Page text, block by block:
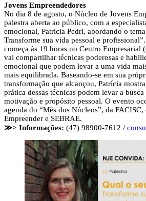
Jovens Empreendedores
No dia 8 de agosto, o Núcleo de Jovens
palestra aberta ao público, com a
emocional, Patricia Pedri, abordando o
Transforme sua vida pessoal e
começa às 19 horas no Centro Empresarial
vai compartilhar técnicas poderosas e
emocional que podem levar a uma vida
mais equilibrada. Baseando-se em sua
transformação que alcançou, Patrícia
prática dessas técnicas podem levar a
motivação e propósito pessoal. O evento
agenda do “Mês dos Núcleos”, da
Empreender e SEBRAE.
≫> Informações: (47) 98900-7612 /